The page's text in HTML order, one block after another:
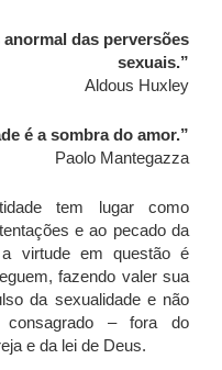
anormal das perversões
sexuais.”
Aldous Huxley
é a sombra do amor.”
Paolo Mantegazza
tem lugar como
e ao pecado da
virtude em questão é
fazendo valer sua
da sexualidade e não
– fora do
e da lei de Deus.